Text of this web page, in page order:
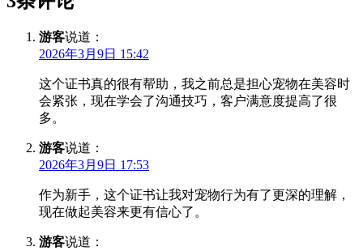
游客说道：
2026年3月9日 15:42
这个证书真的很有帮助，我之前总是担心宠物在美容时
会紧张，现在学会了沟通技巧，客户满意度提高了很
多。
游客说道：
2026年3月9日 17:53
作为新手，这个证书让我对宠物行为有了更深的理解，
现在做起美容来更有信心了。
游客说道：